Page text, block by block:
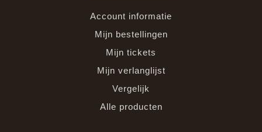
Account informatie
Mijn bestellingen
Mijn tickets
Mijn verlanglijst
Vergelijk
Alle producten